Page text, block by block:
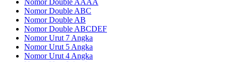
Nomor Double ABC
Nomor Double AB
Nomor Double ABCDEF
Nomor Urut 7 Angka
Nomor Urut 5 Angka
Nomor Urut 4 Angka